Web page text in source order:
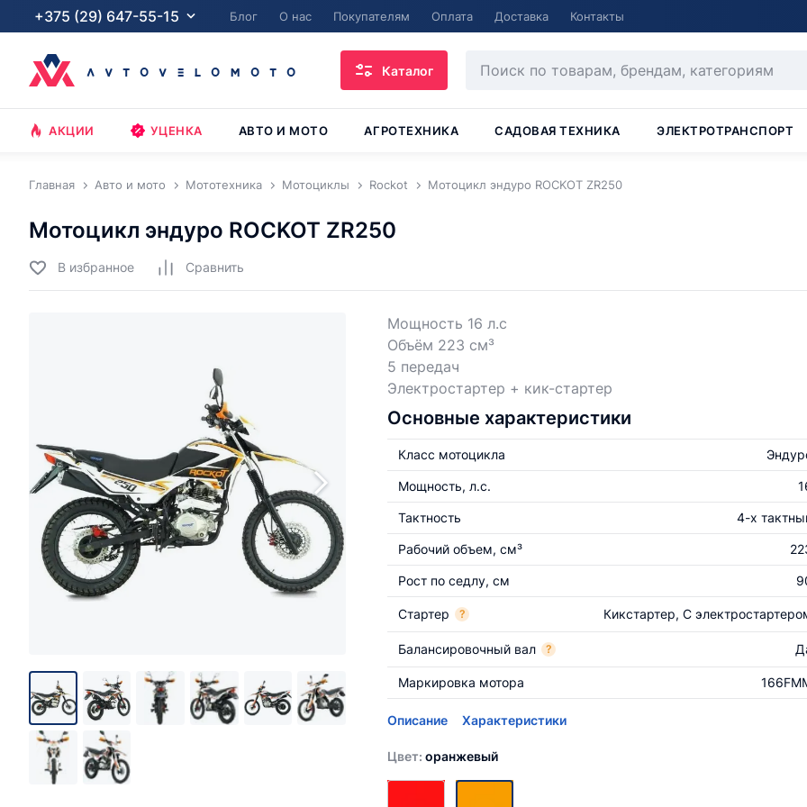
+375 (29) 647-55-15 Блог О нас Покупателям Оплата Доставка Контакты
Каталог
АКЦИИ УЦЕНКА АВТО И МОТО АГРОТЕХНИКА САДОВАЯ ТЕХНИКА ЭЛЕКТРОТРАНСПОРТ
Главная Авто и мото Мототехника Мотоциклы Rockot Мотоцикл эндуро ROCKOT ZR250
Мотоцикл эндуро ROCKOT ZR250
В избранное Cравнить
Мощность 16 л.с
Объём 223 см³
5 передач
Электростартер + кик-стартер
Основные характеристики
Класс мотоцикла
Мощность, л.с.
Тактность 4-х
Рабочий объем, см³
Рост по седлу, см
Стартер ? Кикстартер, С
Балансировочный вал ?
Маркировка мотора
Описание Характеристики
Цвет: оранжевый